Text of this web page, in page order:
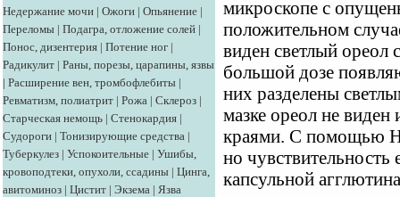
Недержание мочи | Ожоги | Опьянение |
Переломы | Подагра, отложение солей |
Понос, дизентерия | Потение ног |
Радикулит | Раны, порезы, царапины, язвы
| Расширение вен, тромбофлебиты |
Ревматизм, полиатрит | Рожа | Склероз |
Старческая немощь | Стенокардия |
Судороги | Тонизирующие средства |
Туберкулез | Успокоительные | Ушибы,
кровоподтеки, опухоли, ссадины | Цинга,
авитоминоз | Цистит | Экзема | Язва
микроскопе с
положительном
виден светлый ореол
большой дозе
них разделены
мазке ореол не
краями. С помощью
но чувствительность
капсульной